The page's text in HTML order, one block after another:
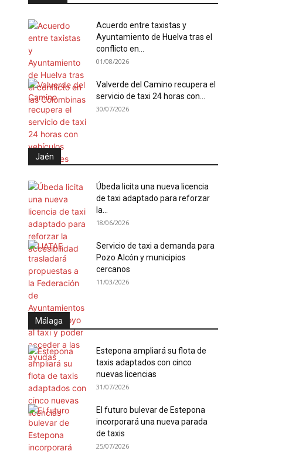
Acuerdo entre taxistas y
Ayuntamiento de Huelva tras el
conflicto en...
01/08/2026
Valverde del Camino recupera el
servicio de taxi 24 horas con...
30/07/2026
Jaén
Úbeda licita una nueva licencia
de taxi adaptado para reforzar
la...
18/06/2026
Servicio de taxi a demanda para
Pozo Alcón y municipios
cercanos
11/03/2026
Málaga
Estepona ampliará su flota de
taxis adaptados con cinco
nuevas licencias
31/07/2026
El futuro bulevar de Estepona
incorporará una nueva parada
de taxis
25/07/2026